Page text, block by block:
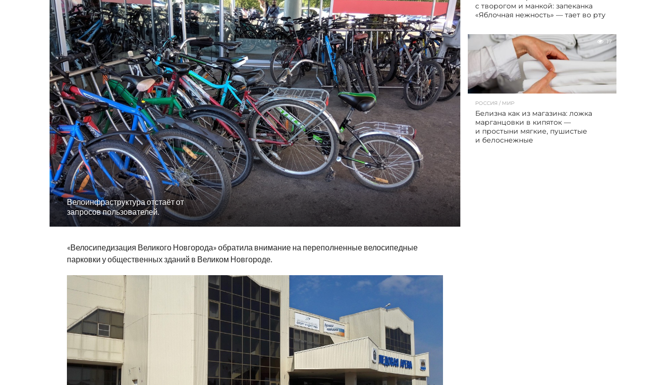
Велоинфраструктура отстаёт от
запросов пользователей.
«Велосипедизация Великого Новгорода» обратила внимание на переполненные велосипедные
парковки у общественных зданий в Великом Новгороде.
с творогом и манкой: запеканка
«Яблочная нежность» — тает во рту
17
РОССИЯ / МИР
Белизна как из магазина: ложка
марганцовки в кипяток —
и простыни мягкие, пушистые
и белоснежные